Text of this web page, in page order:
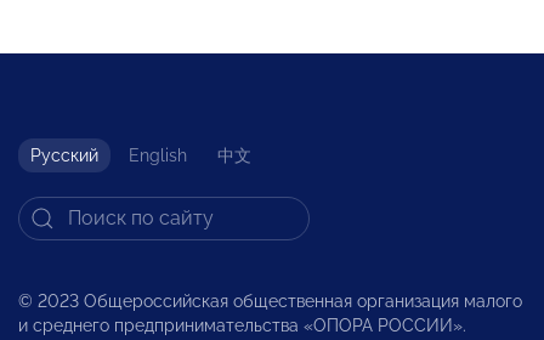
Русский English 中文
© 2023 Общероссийская общественная организация малого
и среднего предпринимательства «ОПОРА РОССИИ».